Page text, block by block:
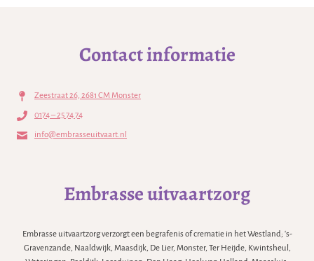
Contact informatie
Zeestraat 26, 2681 CM Monster
0174 – 25 74 74
info@embrasseuitvaart.nl
Embrasse uitvaartzorg
Embrasse uitvaartzorg verzorgt een begrafenis of crematie in het Westland; 's-
Gravenzande, Naaldwijk, Maasdijk, De Lier, Monster, Ter Heijde, Kwintsheul,